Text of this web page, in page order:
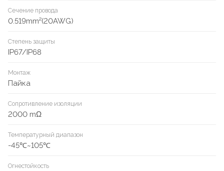
Сечение провода
0.519mm²(20AWG)
Степень защиты
IP67/IP68
Монтаж
Пайка
Сопротивление изоляции
2000 mΩ
Температурный диапазон
-45℃~105℃
Огнестойкость